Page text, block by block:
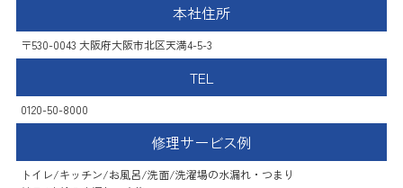
本社住所
〒530-0043 大阪府大阪市北区天満4-5-3
TEL
0120-50-8000
修理サービス例
トイレ/キッチン/お風呂/洗面/洗濯場の水漏れ・つまり